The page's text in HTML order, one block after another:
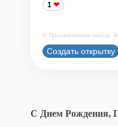
1
© Принадлежит сайту.
Создать открытку
С Днем Рождения,